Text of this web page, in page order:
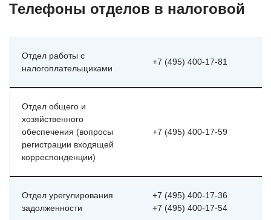
Телефоны отделов в налоговой
Отдел работы с
налогоплательщиками
+7 (495) 400-17-81
Отдел общего и
хозяйственного
обеспечения (вопросы
регистрации входящей
корреспонденции)
+7 (495) 400-17-59
Отдел урегулирования
задолженности
+7 (495) 400-17-36
+7 (495) 400-17-54